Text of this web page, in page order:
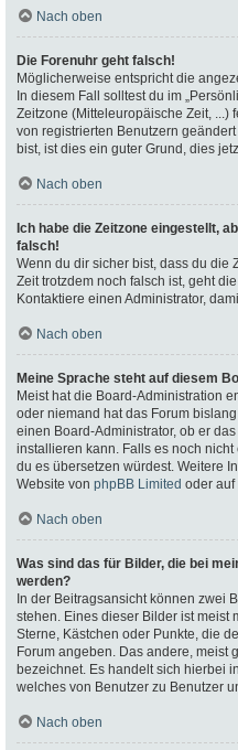
Nach oben
Die Forenuhr geht falsch!
Möglicherweise entspricht die
In diesem Fall solltest du im
Zeitzone (Mitteleuropäische Zeit, ...)
von registrierten Benutzern
bist, ist dies ein guter Grund, dies
Nach oben
Ich habe die Zeitzone eingestellt,
falsch!
Wenn du dir sicher bist, dass du die
Zeit trotzdem noch falsch ist, geht
Kontaktiere einen Administrator,
Nach oben
Meine Sprache steht auf diesem
Meist hat die Board-Administration
oder niemand hat das Forum
einen Board-Administrator, ob er
installieren kann. Falls es noch
du es übersetzen würdest. Weitere
Website von phpBB Limited oder auf
Nach oben
Was sind das für Bilder, die bei
werden?
In der Beitragsansicht können zwei
stehen. Eines dieser Bilder ist meist
Sterne, Kästchen oder Punkte, die
Forum angeben. Das andere, meist
bezeichnet. Es handelt sich hierbei
welches von Benutzer zu Benutzer
Nach oben